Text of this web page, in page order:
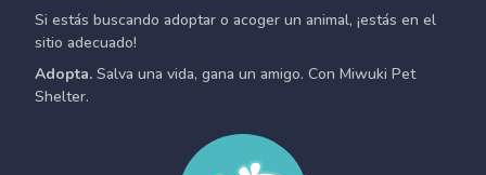
Si estás buscando adoptar o acoger un animal, ¡estás en el
sitio adecuado!
Adopta. Salva una vida, gana un amigo. Con Miwuki Pet
Shelter.